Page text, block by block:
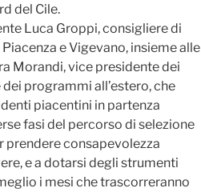
del Cile.
Luca Groppi, consigliere di
e Vigevano, insieme alle
Morandi, vice presidente dei
programmi all’estero, che
piacentini in partenza
fasi del percorso di selezione
consapevolezza
e a dotarsi degli strumenti
i mesi che trascorreranno